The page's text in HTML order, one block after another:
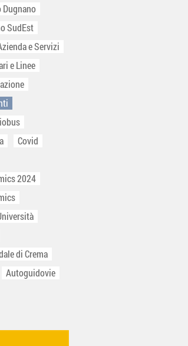
Dugnano
SudEst
e Servizi
e Linee
Covid
2024
di Crema
Autoguidovie